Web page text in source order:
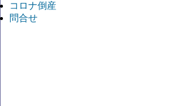
コロナ倒産
問合せ